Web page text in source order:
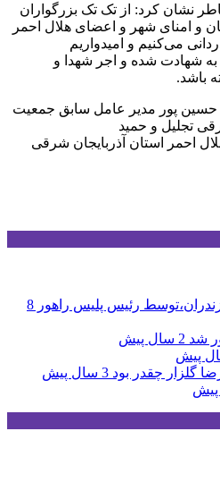
نشان کرد: از تک تک بزرگواران
و امنای شهر و اعضای هلال احمر
می‌کنیم و امیدواریم
شهادت شده و اجر شهدا و
باشد.
حسین پور مدیر عامل سابق جمعیت
تجلیل و حمید
احمر استان آذربایجان شرقی
رئیس پلیس راهور 8
شد 2 سال پیش
گلزار چقدر بود 3 سال پیش